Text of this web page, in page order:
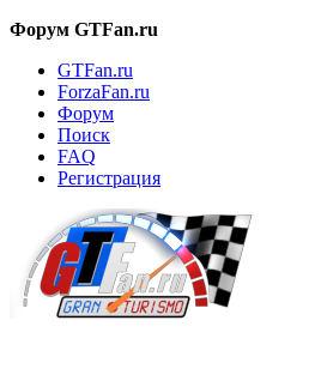
Форум GTFan.ru
GTFan.ru
ForzaFan.ru
Форум
Поиск
FAQ
Регистрация